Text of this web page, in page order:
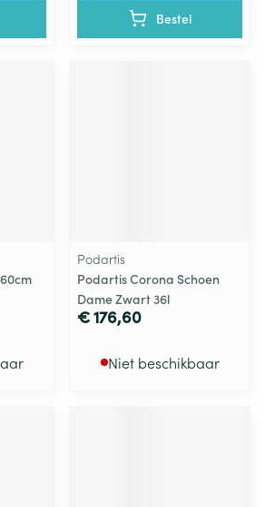
Bestel
Podartis
Podartis Corona Schoen
Dame Zwart 36l
€ 176,60
Niet beschikbaar